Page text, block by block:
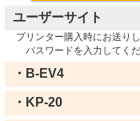
ユーザーサイト
プリンター購入時にお送り
パスワードを入力してく
・B-EV4
・KP-20